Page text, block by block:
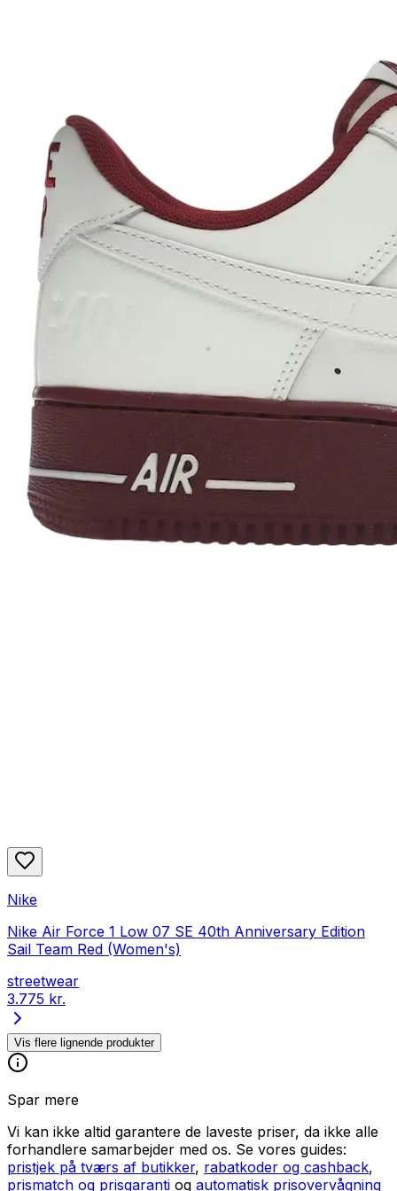
Nike
Nike Air Force 1 Low 07 SE 40th Anniversary Edition
Sail Team Red (Women's)
streetwear
3.775 kr.
Vis flere lignende produkter
Spar mere
Vi kan ikke altid garantere de laveste priser, da ikke alle
forhandlere samarbejder med os. Se vores guides:
pristjek på tværs af butikker, rabatkoder og cashback,
prismatch og prisgaranti og automatisk prisovervågning